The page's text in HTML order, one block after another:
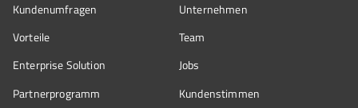
Kundenumfragen
Vorteile
Enterprise Solution
Partnerprogramm
Unternehmen
Team
Jobs
Kundenstimmen